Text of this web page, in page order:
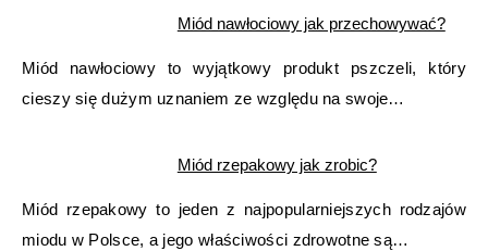
Miód nawłociowy jak przechowywać?
Miód nawłociowy to wyjątkowy produkt pszczeli, który
cieszy się dużym uznaniem ze względu na swoje…
Miód rzepakowy jak zrobic?
Miód rzepakowy to jeden z najpopularniejszych rodzajów
miodu w Polsce, a jego właściwości zdrowotne są…